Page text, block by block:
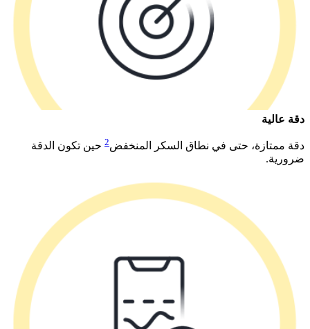
دقة عالية​
دقة ممتازة، حتى في نطاق السكر المنخفض2 حين تكون الدقة
ضرورية.​